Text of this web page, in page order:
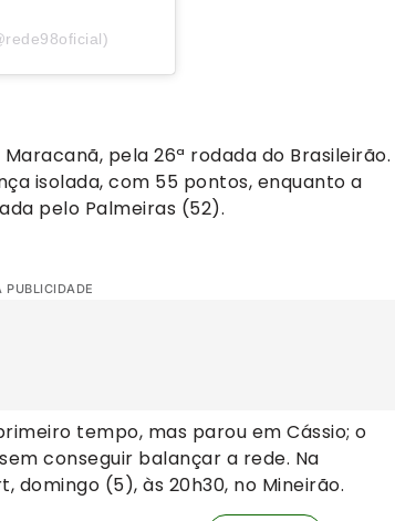
pela 26ª rodada do Brasileirão.
isolada, com 55 pontos, enquanto a
pelo Palmeiras (52).
PUBLICIDADE
tempo, mas parou em Cássio; o
conseguir balançar a rede. Na
(5), às 20h30, no Mineirão.